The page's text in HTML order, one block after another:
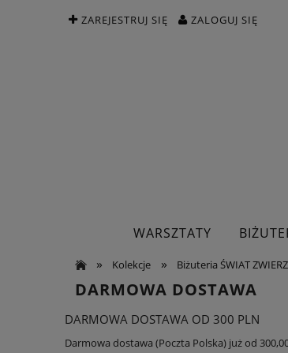
ZAREJESTRUJ SIĘ ZALOGUJ SIĘ
WARSZTATY
» Kolekcje » Biżuteria ŚWIAT
DARMOWA DOSTAWA
DARMOWA DOSTAWA OD 300 PLN
Darmowa dostawa (Poczta Polska) już od 300,00